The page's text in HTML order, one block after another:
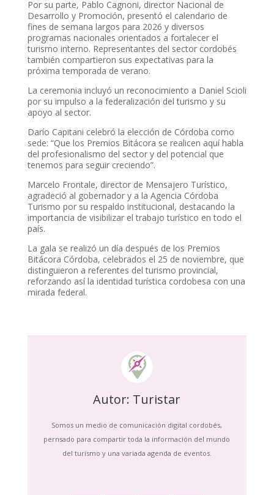
Por su parte, Pablo Cagnoni, director Nacional de
Desarrollo y Promoción, presentó el calendario de
fines de semana largos para 2026 y diversos
programas nacionales orientados a fortalecer el
turismo interno. Representantes del sector cordobés
también compartieron sus expectativas para la
próxima temporada de verano.
La ceremonia incluyó un reconocimiento a Daniel Scioli
por su impulso a la federalización del turismo y su
apoyo al sector.
Darío Capitani celebró la elección de Córdoba como
sede: “Que los Premios Bitácora se realicen aquí habla
del profesionalismo del sector y del potencial que
tenemos para seguir creciendo”.
Marcelo Frontale, director de Mensajero Turístico,
agradeció al gobernador y a la Agencia Córdoba
Turismo por su respaldo institucional, destacando la
importancia de visibilizar el trabajo turístico en todo el
país.
La gala se realizó un día después de los Premios
Bitácora Córdoba, celebrados el 25 de noviembre, que
distinguieron a referentes del turismo provincial,
reforzando así la identidad turística cordobesa con una
mirada federal.
Autor: Turistar
Somos un medio de comunicación digital cordobés,
pernsado para compartir toda la información del mundo
del turismo y una variada agenda de eventos.